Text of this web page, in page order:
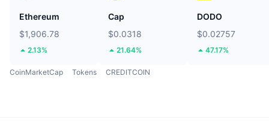
Ethereum
$1,906.78
2.13%
Cap
$0.0318
21.64%
DODO
$0.02757
47.17%
CoinMarketCap Tokens CREDITCOIN